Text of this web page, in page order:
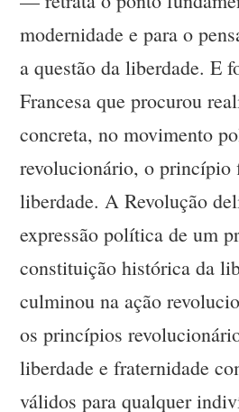
modernidade e para o
a questão da liberdade. E
Francesa que procurou
concreta, no movimento
revolucionário, o princípio
liberdade. A Revolução
expressão política de um
constituição histórica da
culminou na ação
os princípios
liberdade e fraternidade
válidos para qualquer